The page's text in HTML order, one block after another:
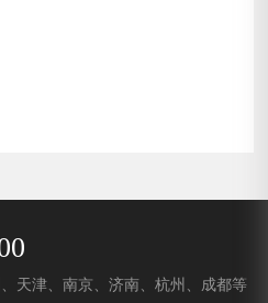
天津、南京、济南、杭州、成都等